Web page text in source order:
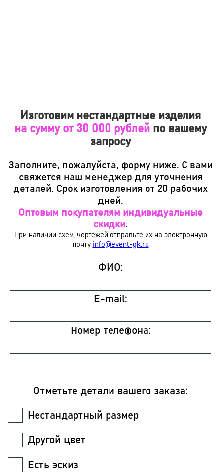
Изготовим нестандартные изделия
на сумму от 30 000 рублей по вашему
запросу
Заполните, пожалуйста, форму ниже. С вами
свяжется наш менеджер для уточнения
деталей. Срок изготовления от 20 рабочих
дней.
Оптовым покупателям индивидуальные
скидки.
При наличии схем, чертежей отправьте их на электронную
почту info@event-gk.ru
ФИО:
E-mail:
Номер телефона:
Отметьте детали вашего заказа:
Нестандартный размер
Другой цвет
Есть эскиз